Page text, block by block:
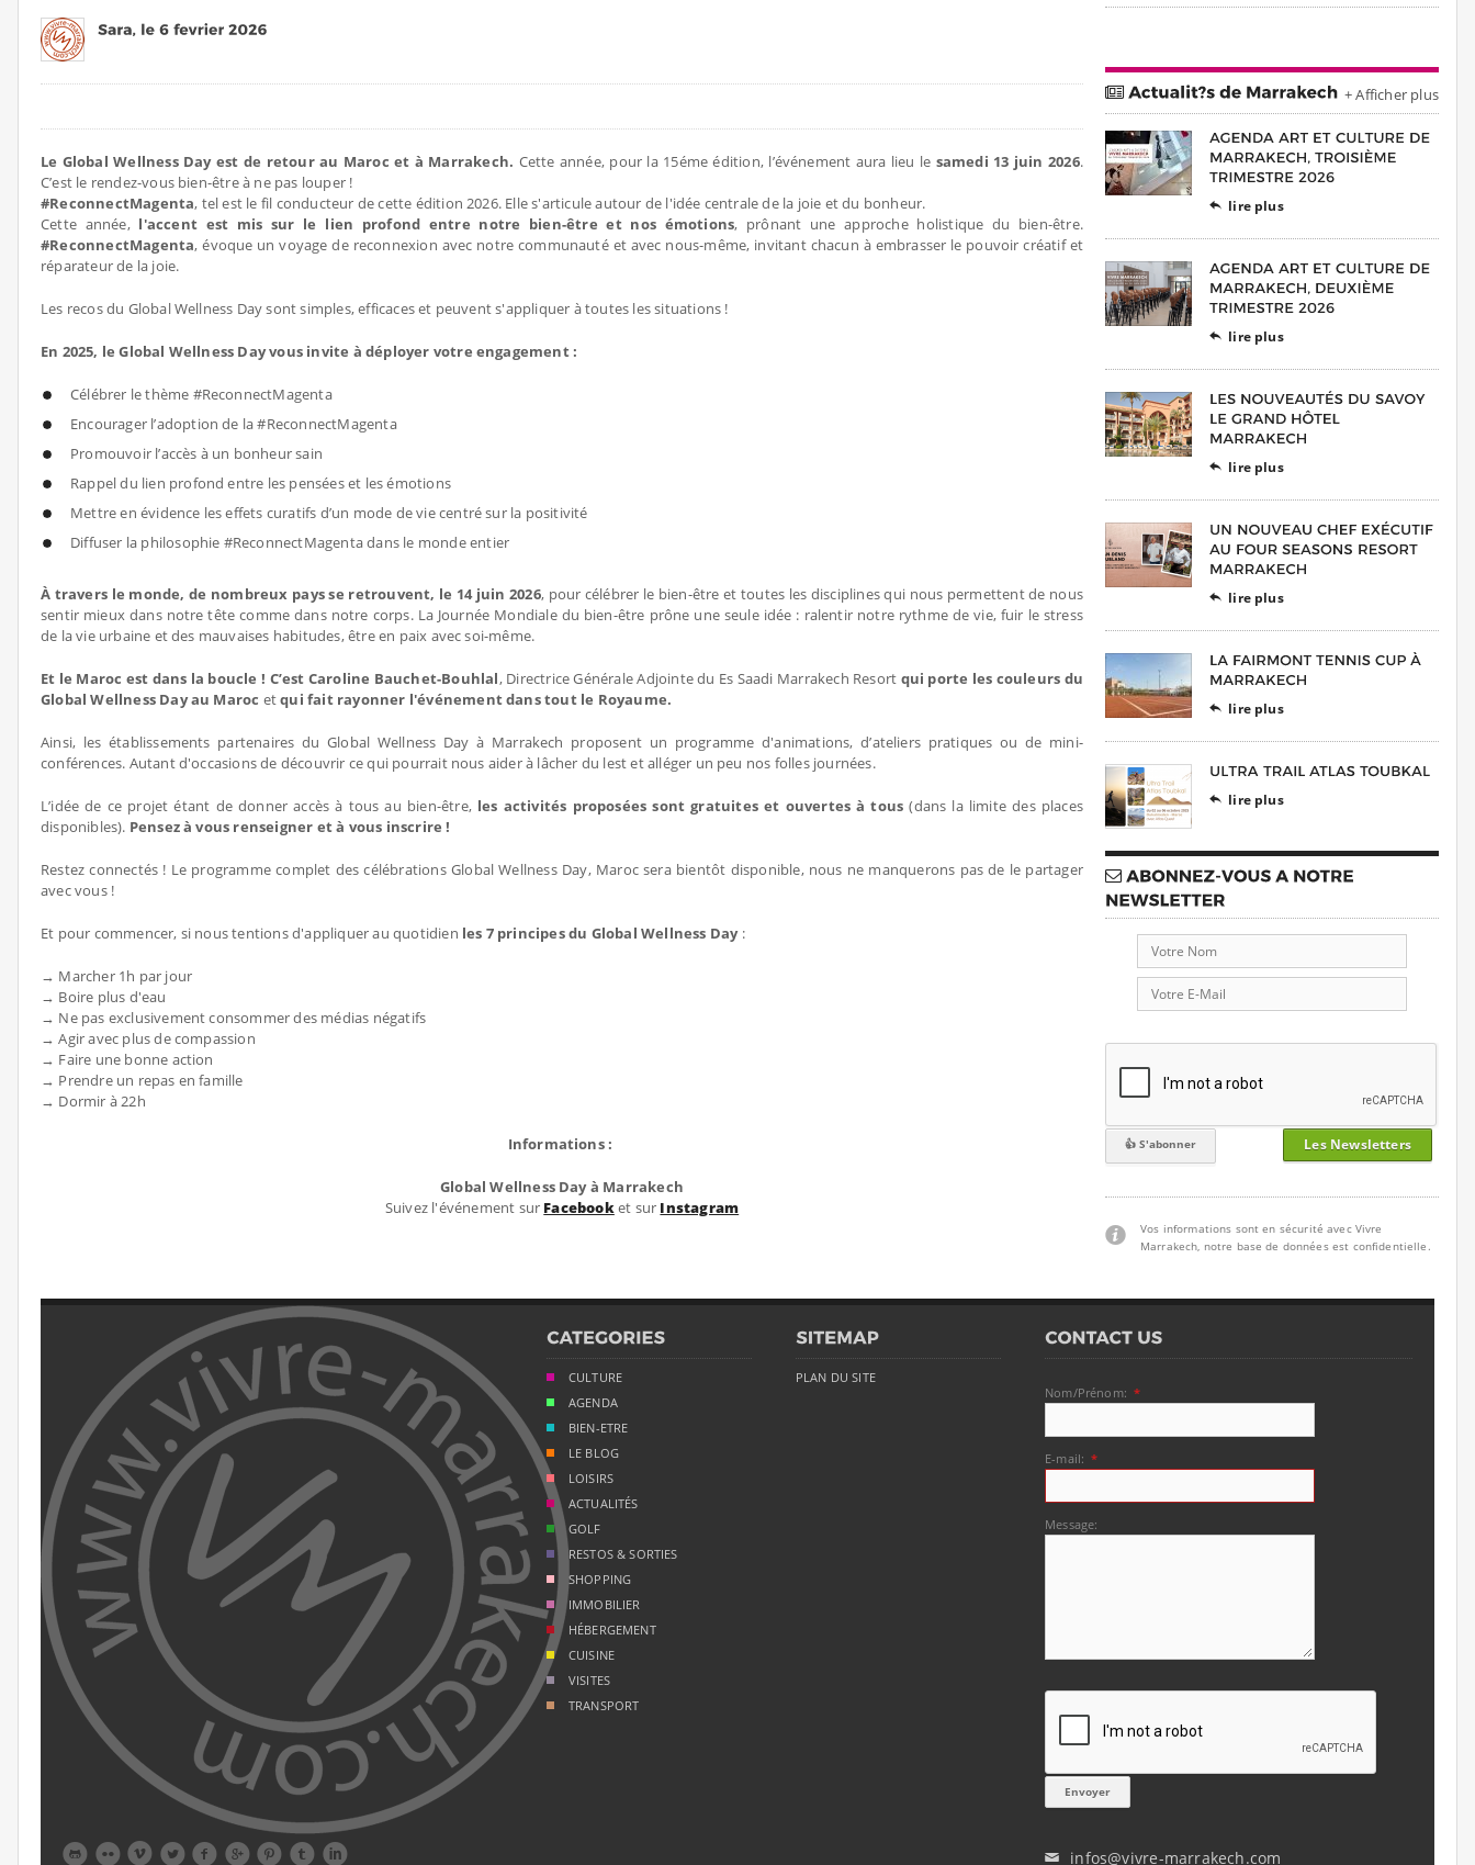
Le Global Wellness Day est de retour au Maroc et à Marrakech. Cette année, pour la 15éme édition, l’événement aura lieu le samedi 13 juin 2026.
C’est le rendez-vous bien-être à ne pas louper !
#ReconnectMagenta, tel est le fil conducteur de cette édition 2026. Elle s'articule autour de l'idée centrale de la joie et du bonheur.
Cette année,l'accent est mis sur le lien profond entre notre bien-être et nos émotions, prônant une approche holistique du bien-être.
#ReconnectMagenta, évoque un voyage de reconnexion avec notre communauté et avec nous-même, invitant chacun à embrasser le pouvoir créatif et
réparateur de la joie.
Les recos du Global Wellness Day sont simples, efficaces et peuvent s'appliquer à toutes les situations !
En 2025, le Global Wellness Day vous invite à déployer votre engagement :
Célébrer le thème #ReconnectMagenta
Encourager l’adoption de la #ReconnectMagenta
Promouvoir l’accès à un bonheur sain
Rappel du lien profond entre les pensées et les émotions
Mettre en évidence les effets curatifs d’un mode de vie centré sur la positivité
Diffuser la philosophie #ReconnectMagenta dans le monde entier
À travers le monde, de nombreux pays se retrouvent, le 14 juin 2026, pour célébrer le bien-être et toutes les disciplines qui nous permettent de nous
sentir mieux dans notre tête comme dans notre corps. La Journée Mondiale du bien-être prône une seule idée : ralentir notre rythme de vie, fuir le stress
de la vie urbaine et des mauvaises habitudes, être en paix avec soi-même.
Et le Maroc est dans la boucle ! C’est Caroline Bauchet-Bouhlal, Directrice Générale Adjointe du Es Saadi Marrakech Resort qui porte les couleurs du
Global Wellness Day au Maroc etqui fait rayonner l'événement dans tout le Royaume.
Ainsi, les établissements partenaires du Global Wellness Day à Marrakech proposent un programme d'animations, d’ateliers pratiques ou de mini-
conférences. Autant d'occasions de découvrir ce qui pourrait nous aider à lâcher du lest et alléger un peu nos folles journées.
L’idée de ce projet étant de donner accès à tous au bien-être, les activités proposées sont gratuites et ouvertes à tous(dans la limite des places
disponibles). Pensez à vous renseigner et à vous inscrire !
Restez connectés ! Le programme complet des célébrations Global Wellness Day, Maroc sera bientôt disponible, nous ne manquerons pas de le partager
avec vous !
Et pour commencer, si nous tentions d'appliquer au quotidien les 7 principes du Global Wellness Day:
→ Marcher 1h par jour
→ Boire plus d'eau
→ Ne pas exclusivement consommer des médias négatifs
→ Agir avec plus de compassion
→ Faire une bonne action
→ Prendre un repas en famille
→ Dormir à 22h
Informations :
Global Wellness Day à Marrakech
Suivez l'événement sur Facebooket sur Instagram
+ Afficher plus
 lire plus
 lire plus
 lire plus
 lire plus
 lire plus
 lire plus
Les Newsletters
Vos informations sont en sécurité avec Vivre
Marrakech, notre base de données est confidentielle.
        
CULTURE
AGENDA
BIEN-ETRE
LE BLOG
LOISIRS
ACTUALITÉS
GOLF
RESTOS & SORTIES
SHOPPING
IMMOBILIER
HÉBERGEMENT
CUISINE
VISITES
TRANSPORT
PLAN DU SITE
Nom/Prénom: *
E-mail: *
Message:
✉ infos@vivre-marrakech.com